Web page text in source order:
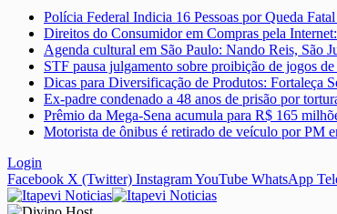
Polícia Federal Indicia 16 Pessoas por Queda
Direitos do Consumidor em Compras pela
Agenda cultural em São Paulo: Nando Reis, São
STF pausa julgamento sobre proibição de jogos
Dicas para Diversificação de Produtos: Fortaleça
Ex-padre condenado a 48 anos de prisão por
Prêmio da Mega-Sena acumula para R$ 165
Motorista de ônibus é retirado de veículo por PM
Login
Facebook X (Twitter) InstagramYouTube WhatsApp